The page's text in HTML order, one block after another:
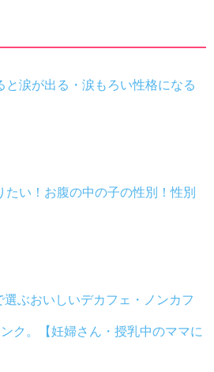
と涙が出る・涙もろい性格になる
たい！お腹の中の子の性別！性別
選ぶおいしいデカフェ・ノンカフ
ク。【妊婦さん・授乳中のママに